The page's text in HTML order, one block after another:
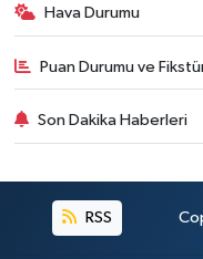
Hava Durumu
Puan Durumu ve
Son Dakika Haberleri
RSS